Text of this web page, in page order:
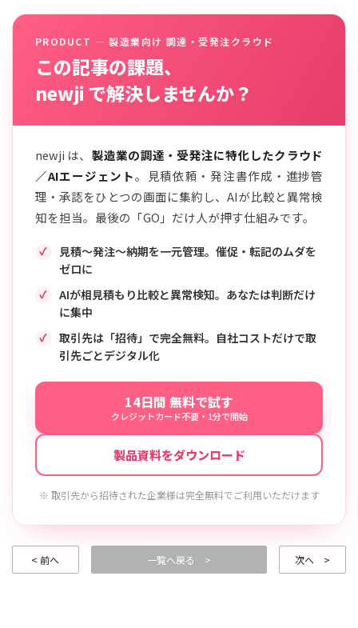
PRODUCT — 製造業向け 調達・受発注クラウド
この記事の課題、
newji で解決しませんか？
newji は、 製造業の調達・受発注に特化したクラウド
／AIエージェント。見積依頼・発注書作成・進捗管
理・承認をひとつの画面に集約し、AIが比較と異常検
知を担当。最後の「GO」だけ人が押す仕組みです。
見積〜発注〜納期を一元管理。催促・転記のムダを
ゼロに
AIが相見積もり比較と異常検知。あなたは判断だけ
に集中
取引先は「招待」で完全無料。自社コストだけで取
引先ごとデジタル化
14日間 無料で試す
クレジットカード不要・1分で開始
製品資料をダウンロード
※ 取引先から招待された企業様は完全無料でご利用いただけます
< 前へ 一覧へ戻る > 次へ >